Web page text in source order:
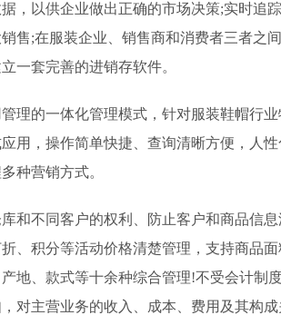
，以供企业做出正确的市场决策;实时追
售;在服装企业、销售商和消费者三者之
一套完善的进销存软件。
的一体化管理模式，针对服装鞋帽行业
用，操作简单快捷、查询清晰方便，人性
种营销方式。
不同客户的权利、防止客户和商品信息
、积分等活动价格清楚管理，支持商品面
地、款式等十余种综合管理!不受会计制
对主营业务的收入、成本、费用及其构